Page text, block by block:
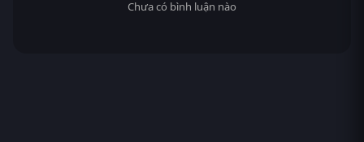
Chưa có bình luận nào